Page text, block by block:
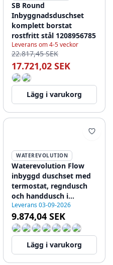
SB Round
Inbyggnadsduschset
komplett borstat
rostfritt stål 1208956785
Leverans om 4-5 veckor
22.817,45 SEK
17.721,02 SEK
Lägg i varukorg
WATEREVOLUTION
Waterevolution Flow
inbyggd duschset med
termostat, regndusch
och handdusch i
massivt rostfritt stål
1208889792
Leverans 03-09-2026
9.874,04 SEK
Lägg i varukorg